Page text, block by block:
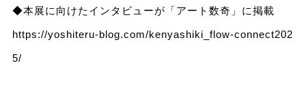
◆本展に向けたインタビューが「アート数奇」に掲載
https://yoshiteru-blog.com/kenyashiki_flow-connect202
5/